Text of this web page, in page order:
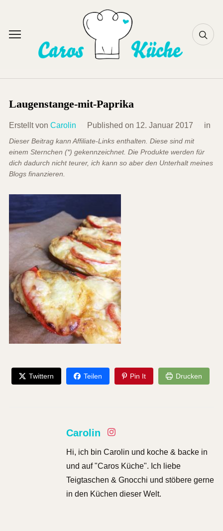
content
Toggle
Laugenstange-mit-Paprika
Erstellt von Carolin Published on 12. Januar 2017 in
Dieser Beitrag kann Affiliate-Links enthalten. Diese sind mit
einem Sternchen (*) gekennzeichnet. Die Produkte werden für
dich dadurch nicht teurer, ich kann so aber den Unterhalt meines
Blogs finanzieren.
Twittern Teilen Pin It Drucken
Carolin
Hi, ich bin Carolin und koche & backe in
und auf "Caros Küche". Ich liebe
Teigtaschen & Gnocchi und stöbere gerne
in den Küchen dieser Welt.